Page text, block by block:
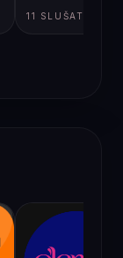
11 SLUŠATELJA